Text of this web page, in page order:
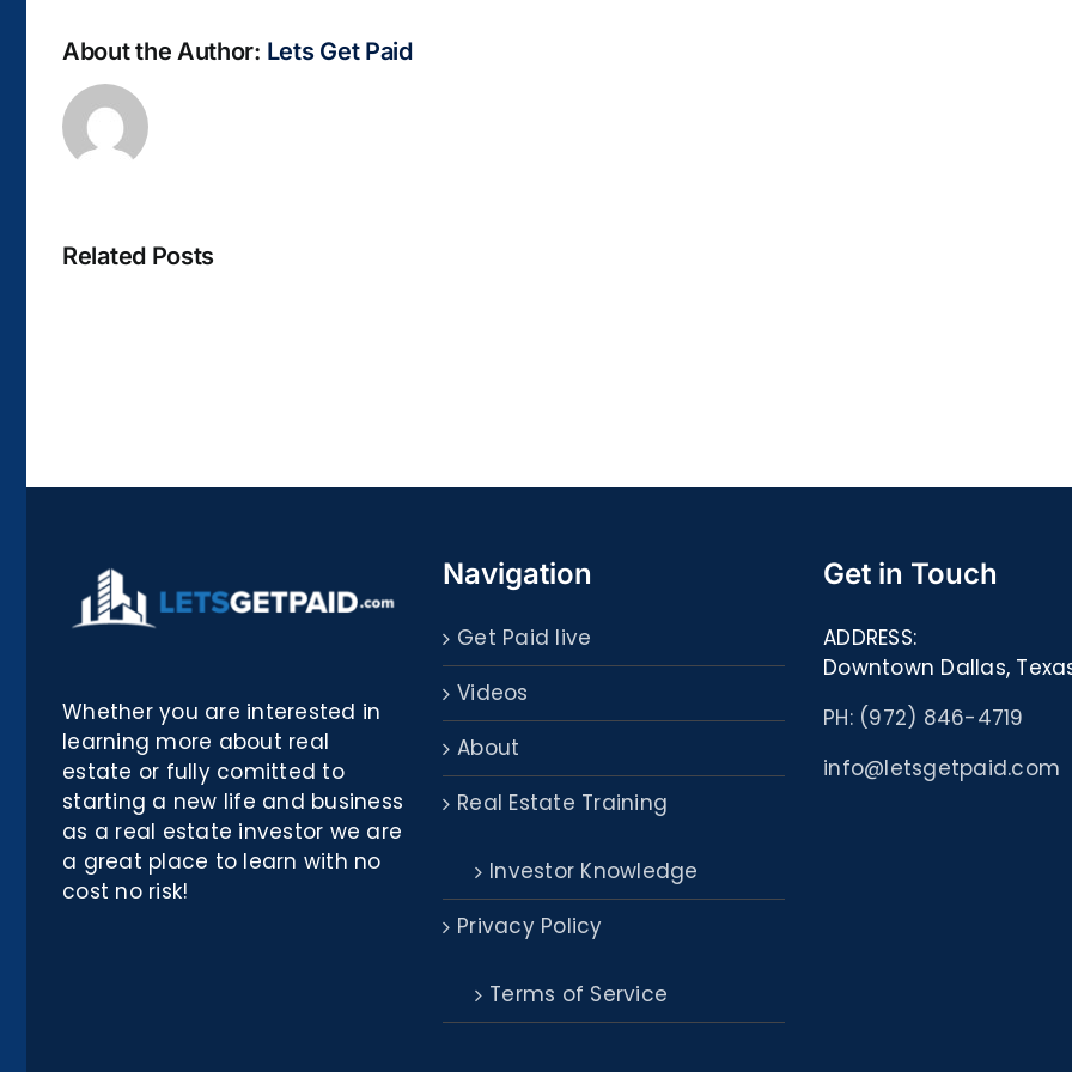
About the Author: Lets Get Paid
Related Posts
Biblioteca
PDF,
ed
Whether you are interested in
learning more about real
estate or fully comitted to
starting a new life and business
as a real estate investor we are
a great place to learn with no
cost no risk!
Navigation
Get Paid live
Videos
About
Real Estate Training
Investor Knowledge
Privacy Policy
Terms of Service
Get in Touch
ADDRESS:
Downtown Dallas,
PH: (972) 846-4719
info@letsgetpaid.com